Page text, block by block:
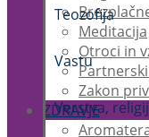
Teozofija
Vastu
Verstva,
Meditacija
Otroci in
Zakon
ZDRAVJE